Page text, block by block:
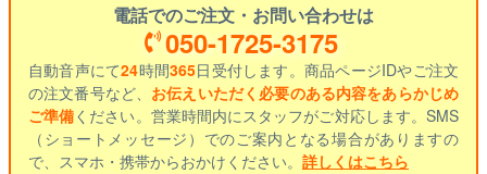
電話でのご注文・お問い合わせは
050-1725-3175
自動音声にて24時間365日受付します。商品ページIDやご注文
の注文番号など、 お伝えいただく必要のある内容をあらかじめ
ご準備ください。営業時間内にスタッフがご対応します。SMS
（ショートメッセージ）でのご案内となる場合がありますの
で、スマホ・携帯からおかけください。 詳しくはこちら